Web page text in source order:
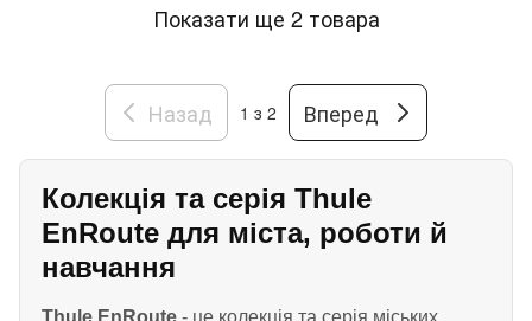
Показати ще 2 товара
Назад 1 з 2 Вперед
Колекція та серія Thule
EnRoute для міста, роботи й
навчання
Thule EnRoute - це колекція та серія міських